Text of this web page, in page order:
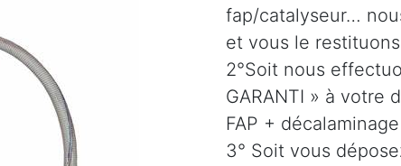
fap/catalyseur…
et vous le
2°Soit nous
GARANTI » à votre
FAP +
3° Soit vous